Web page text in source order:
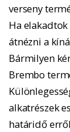
verseny
Ha elakadtok
átnézni a
Bármilyen
Brembo
alkatrészek
határidő